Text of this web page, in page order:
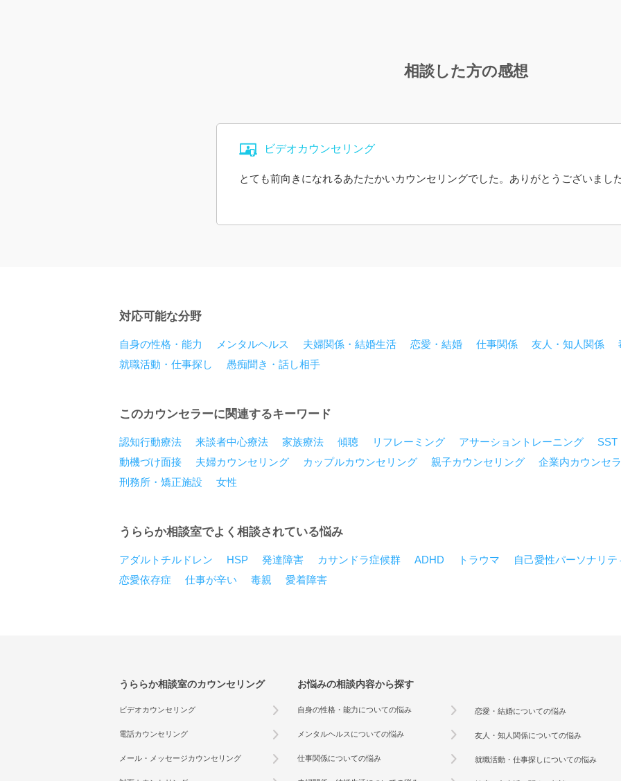
相談した方の感想
ビデオカウンセリング
とても前向きになれるあたたかいカウンセリングでした。ありがとうございました
対応可能な分野
自身の性格・能力 メンタルヘルス 夫婦関係・結婚生活 恋愛・結婚 仕事関係 友人・知人関係
就職活動・仕事探し
愚痴聞き・話し相手
このカウンセラーに関連するキーワード
認知行動療法 来談者中心療法 家族療法 傾聴 リフレーミング アサーショントレーニング
SST
動機づけ面接
夫婦カウンセリング カップルカウンセリング 親子カウンセリング 企業内カウンセ
刑務所・矯正施設
女性
うららか相談室でよく相談されている悩み
アダルトチルドレン HSP 発達障害 カサンドラ症候群 ADHD トラウマ 自己愛性パーソナリテ
恋愛依存症
仕事が辛い 毒親 愛着障害
うららか相談室のカウンセリング
ビデオカウンセリング
電話カウンセリング
メール・メッセージカウンセリング
お悩みの相談内容から探す
自身の性格・能力についての悩み
メンタルヘルスについての悩み
仕事関係についての悩み
恋愛・結婚についての悩み
友人・知人関係についての悩み
就職活動・仕事探しについての悩み